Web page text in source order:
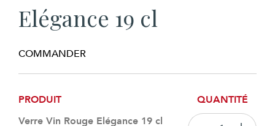
Elégance 19 cl
COMMANDER
PRODUIT
QUANTITÉ
Verre Vin Rouge Elégance 19 cl